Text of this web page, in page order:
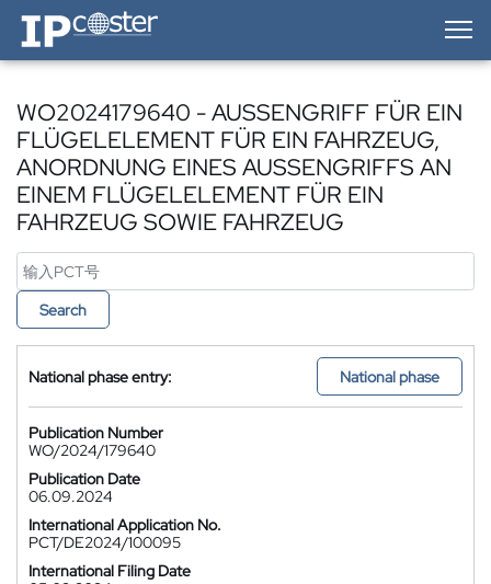
IP-Coster — Home
WO2024179640 - AUSSENGRIFF FÜR EIN
FLÜGELELEMENT FÜR EIN FAHRZEUG,
ANORDNUNG EINES AUSSENGRIFFS AN
EINEM FLÜGELELEMENT FÜR EIN
FAHRZEUG SOWIE FAHRZEUG
Search
National phase entry: National phase
Publication Number
WO/2024/179640
Publication Date
06.09.2024
International Application No.
PCT/DE2024/100095
International Filing Date